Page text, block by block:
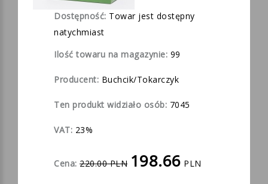
Dostępność: Towar jest dostępny
natychmiast
Ilość towaru na magazynie: 99
Producent: Buchcik/Tokarczyk
Ten produkt widziało osób: 7045
VAT: 23%
Cena: 220.00 PLN 198.66 PLN